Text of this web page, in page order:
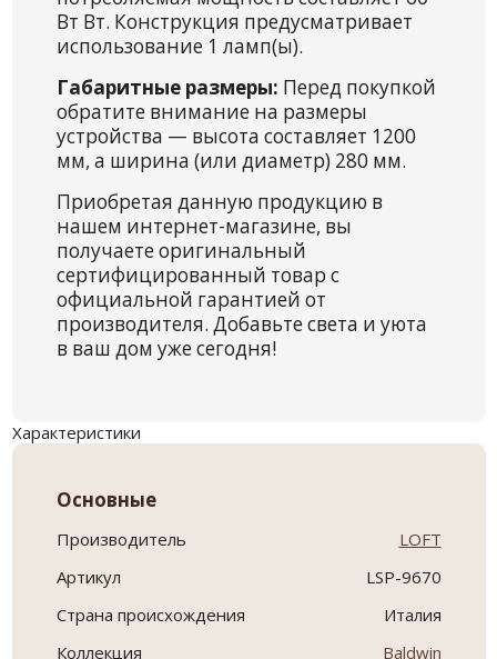
Вт Вт. Конструкция предусматривает
использование 1 ламп(ы).
Габаритные размеры: Перед покупкой
обратите внимание на размеры
устройства — высота составляет 1200
мм, а ширина (или диаметр) 280 мм.
Приобретая данную продукцию в
нашем интернет-магазине, вы
получаете оригинальный
сертифицированный товар с
официальной гарантией от
производителя. Добавьте света и уюта
в ваш дом уже сегодня!
Характеристики
Основные
Производитель
LOFT
Артикул
LSP-9670
Страна происхождения
Италия
Коллекция
Baldwin